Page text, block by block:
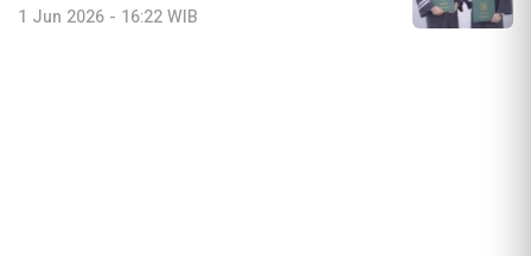
1 Jun 2026 - 16:22 WIB